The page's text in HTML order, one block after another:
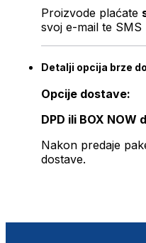
Proizvode plaćate
svoj e-mail te
Detalji opcija brze
Opcije dostave:
DPD ili BOX
Nakon predaje
dostave.